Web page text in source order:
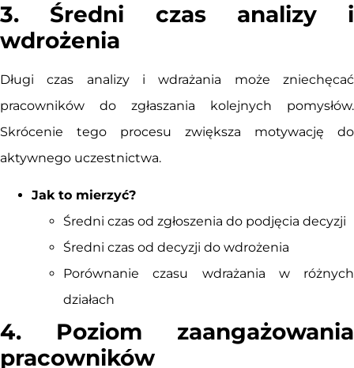
3. Średni czas analizy i
wdrożenia
Długi czas analizy i wdrażania może zniechęcać
pracowników do zgłaszania kolejnych pomysłów.
Skrócenie tego procesu zwiększa motywację do
aktywnego uczestnictwa.
Jak to mierzyć?
Średni czas od zgłoszenia do podjęcia decyzji
Średni czas od decyzji do wdrożenia
Porównanie czasu wdrażania w różnych
działach
4. Poziom zaangażowania
pracowników